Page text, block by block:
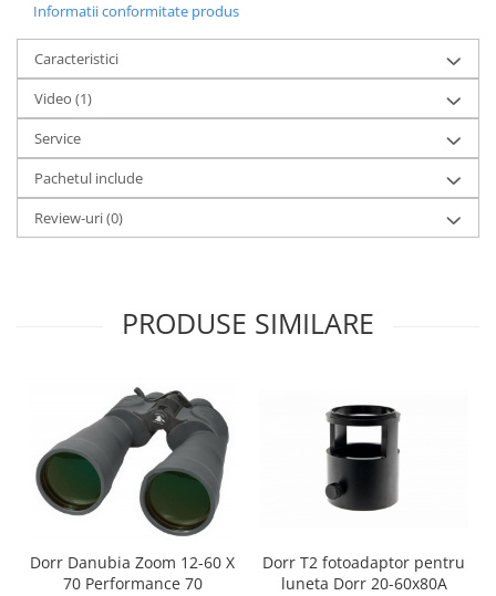
Informatii conformitate produs
Caracteristici
Video (1)
Service
Pachetul include
Review-uri(0)
PRODUSE SIMILARE
Dorr Danubia Zoom 12-60 X
70 Performance 70
Dorr T2 fotoadaptor pentru
luneta Dorr 20-60x80A